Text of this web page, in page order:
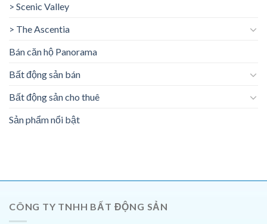
> Scenic Valley
> The Ascentia
Bán căn hộ Panorama
Bất động sản bán
Bất động sản cho thuê
Sản phẩm nổi bật
CÔNG TY TNHH BẤT ĐỘNG SẢN